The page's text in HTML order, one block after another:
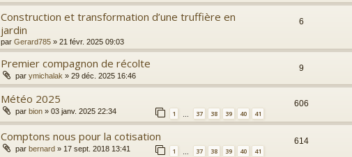
Construction et transformation d’une truffière en
jardin
par Gerard785 » 21 févr. 2025 09:03
6
Premier compagnon de récolte
par ymichalak » 29 déc. 2025 16:46
9
Météo 2025
par bion » 03 janv. 2025 22:34 1 … 37 38 39 40 41
606
Comptons nous pour la cotisation
par bernard » 17 sept. 2018 13:41 1 … 37 38 39 40 41
614